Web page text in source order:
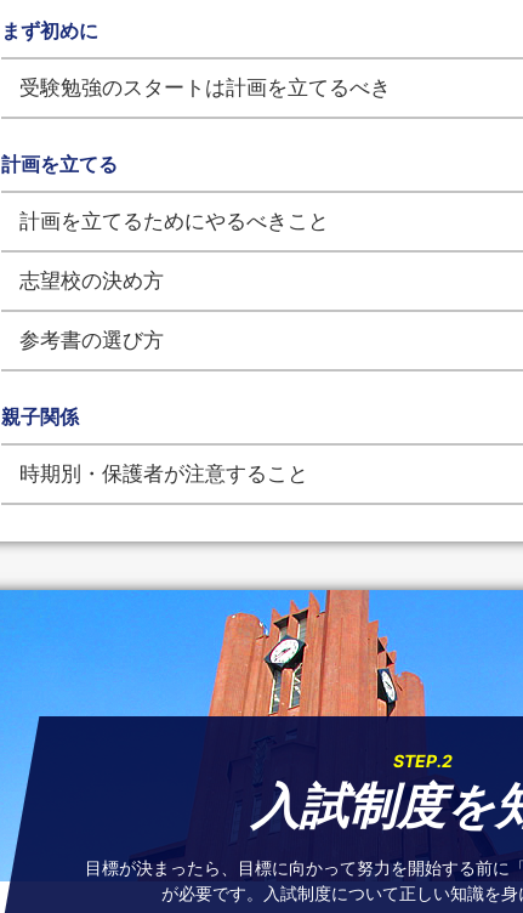
まず初めに
受験勉強のスタートは計画を立てるべき
計画を立てる
計画を立てるためにやるべきこと
志望校の決め方
参考書の選び方
親子関係
時期別・保護者が注意すること
STEP.2
入試制度を
目標が決まったら、目標に向かって努力を開始する前に
が必要です。入試制度について正しい知識を